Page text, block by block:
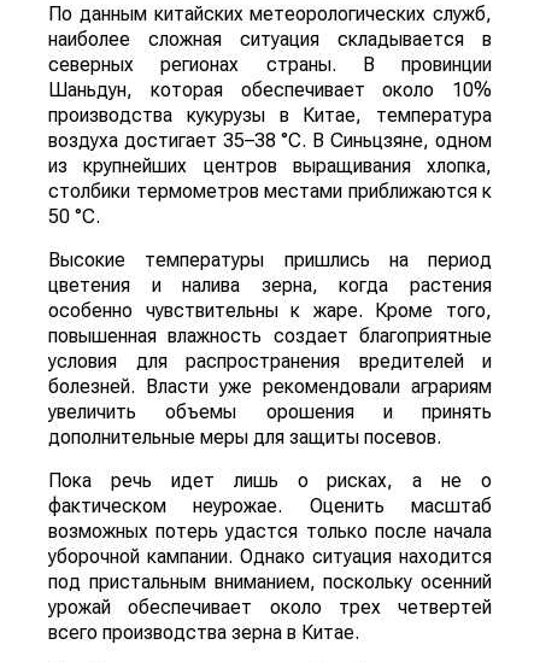
По данным китайских метеорологических служб,
наиболее сложная ситуация складывается в
северных регионах страны. В провинции
Шаньдун, которая обеспечивает около 10%
производства кукурузы в Китае, температура
воздуха достигает 35–38 °C. В Синьцзяне, одном
из крупнейших центров выращивания хлопка,
столбики термометров местами приближаются к
50 °C.
Высокие температуры пришлись на период
цветения и налива зерна, когда растения
особенно чувствительны к жаре. Кроме того,
повышенная влажность создает благоприятные
условия для распространения вредителей и
болезней. Власти уже рекомендовали аграриям
увеличить объемы орошения и принять
дополнительные меры для защиты посевов.
Пока речь идет лишь о рисках, а не о
фактическом неурожае. Оценить масштаб
возможных потерь удастся только после начала
уборочной кампании. Однако ситуация находится
под пристальным вниманием, поскольку осенний
урожай обеспечивает около трех четвертей
всего производства зерна в Китае.